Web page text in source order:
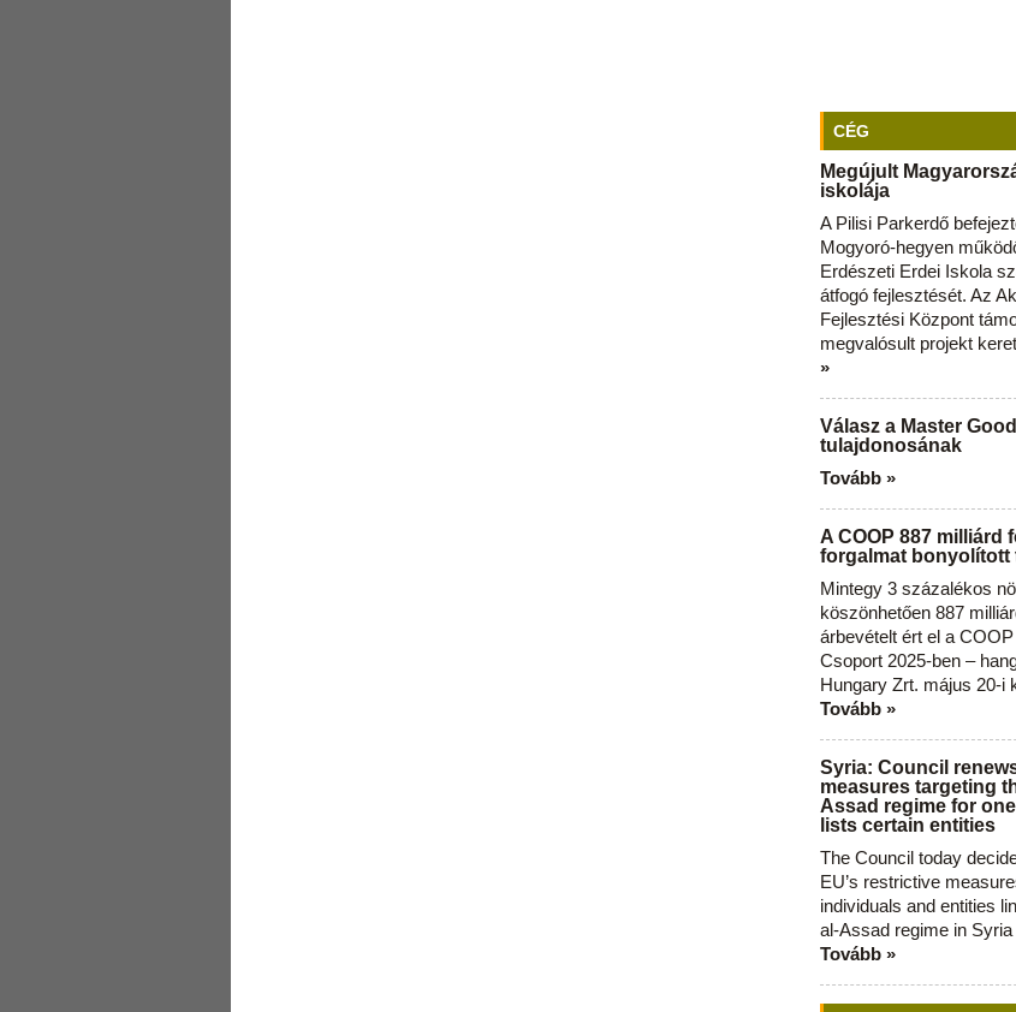
CÉG
Megújult
iskolája
A Pilisi Parkerdő
Mogyoró-hegyen
Erdészeti Erdei Iskola
átfogó fejlesztését. Az
Fejlesztési Központ
megvalósult projekt
»
Válasz a Master
tulajdonosának
Tovább »
A COOP 887 milliárd
forgalmat bonyolított
Mintegy 3 százalékos
köszönhetően 887
árbevételt ért el a
Csoport 2025-ben –
Hungary Zrt. május 20-i
Tovább »
Syria: Council
measures targeting
Assad regime for
lists certain entities
The Council today
EU’s restrictive
individuals and entities
al-Assad regime in
Tovább »